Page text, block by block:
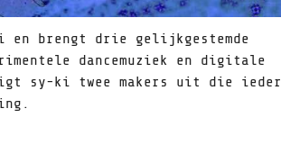
en brengt drie gelijkgestemde
dancemuziek en digitale
sy-ki twee makers uit die ieder